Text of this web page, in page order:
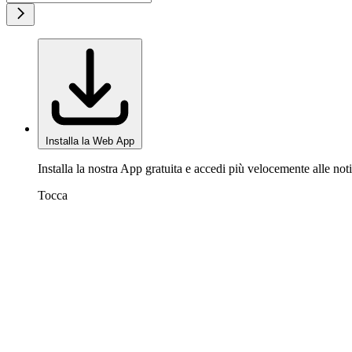
Installa la Web App
Installa la nostra App gratuita e accedi più velocemente alle
Tocca